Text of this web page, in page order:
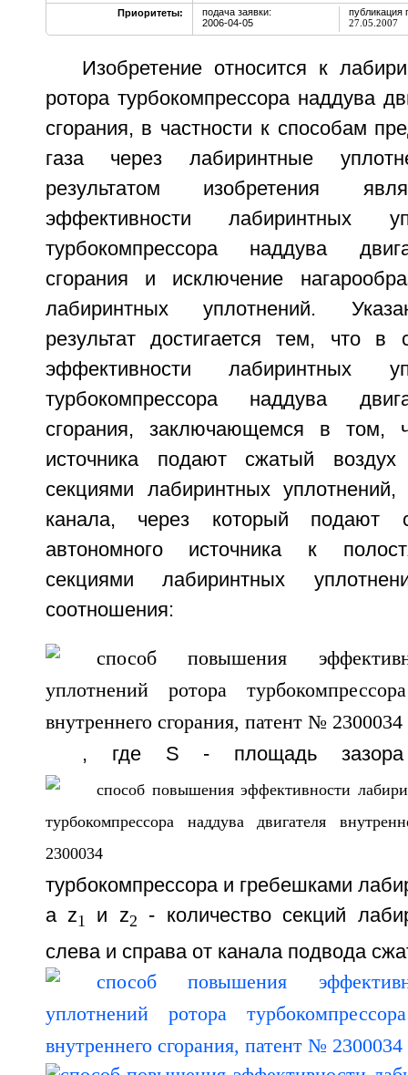
Приоритеты:
подача заявки:
2006-04-05
публикация
27.05.2007
Изобретение относится к
ротора турбокомпрессора наддува
сгорания, в частности к способам
газа через лабиринтные
результатом изобретения
эффективности лабиринтных
турбокомпрессора наддува
сгорания и исключение
лабиринтных уплотнений.
результат достигается тем, что в
эффективности лабиринтных
турбокомпрессора наддува
сгорания, заключающемся в том,
источника подают сжатый
секциями лабиринтных
канала, через который подают
автономного источника к
секциями лабиринтных
соотношения:
, где S - площадь
турбокомпрессора и гребешками
а z1 и z2
- количество секций
слева и справа от канала подвода